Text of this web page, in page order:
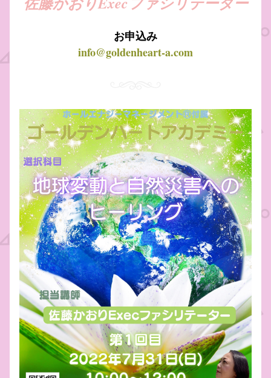
お申込み
info@goldenheart-a.com